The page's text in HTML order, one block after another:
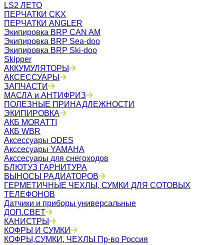
LS2 ЛЕТО
ПЕРЧАТКИ CKX
ПЕРЧАТКИ ANGLER
Экипировка BRP CAN AM
Экипировка BRP Sea-doo
Экипировка BRP Ski-doo
Skipper
АККУМУЛЯТОРЫ
АКСЕССУАРЫ
ЗАПЧАСТИ
МАСЛА и АНТИФРИЗ
ПОЛЕЗНЫЕ ПРИНАДЛЕЖНОСТИ
ЭКИПИРОВКА
АКБ MORATTI
АКБ WBR
Аксессуары ODES
Акссесуары YAMAHA
Акссесуары для снегоходов
БЛЮТУЗ ГАРНИТУРА
ВЫНОСЫ РАДИАТОРОВ
ГЕРМЕТИЧНЫЕ ЧЕХЛЫ, СУМКИ ДЛЯ СОТОВЫХ
ТЕЛЕФОНОВ
Датчики и приборы универсальные
ДОП.СВЕТ
КАНИСТРЫ
КОФРЫ И СУМКИ
КОФРЫ,СУМКИ, ЧЕХЛЫ Пр-во Россия